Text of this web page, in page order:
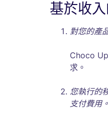
基於收
對您的產
Choco
求。
您執行的
支付費用。